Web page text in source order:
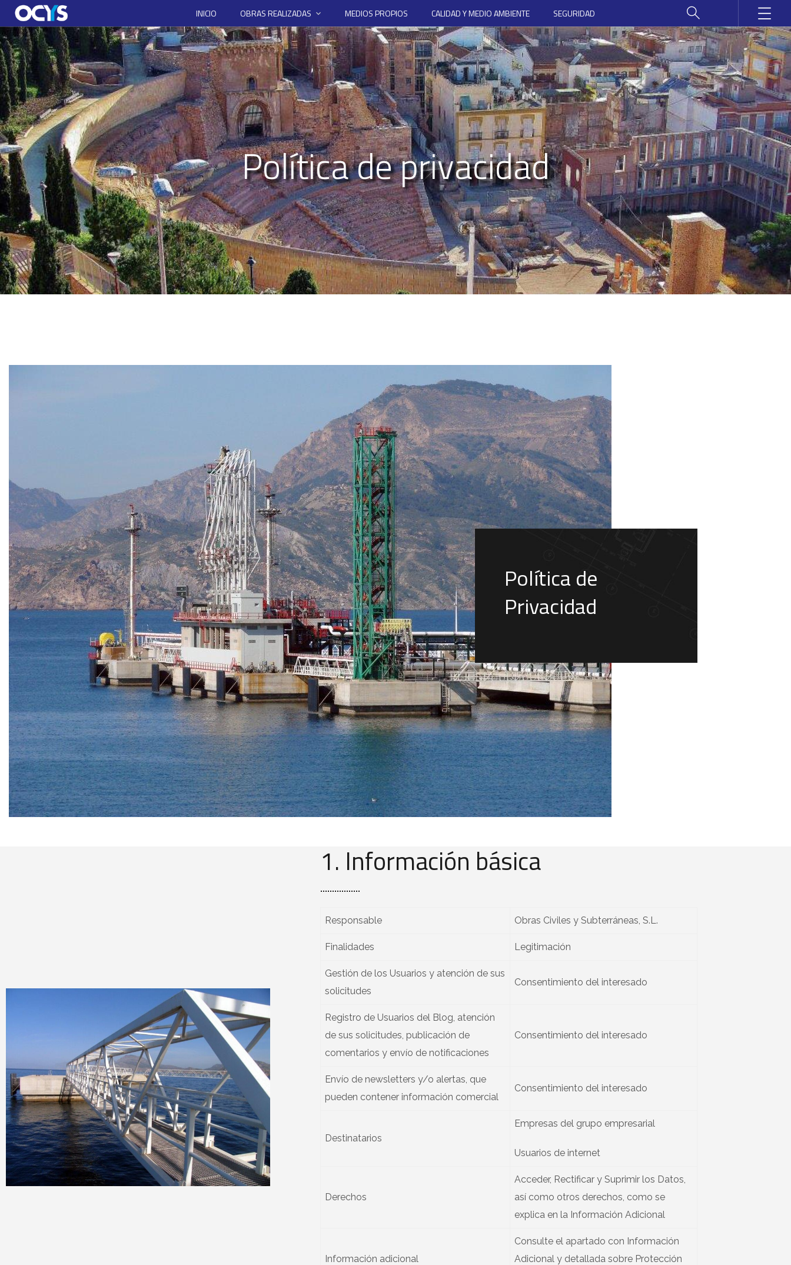
INICIO OBRAS REALIZADAS MEDIOS PROPIOS CALIDAD Y MEDIO AMBIENTE SEGURIDAD
Política de privacidad
Política de
Privacidad
1. Información básica
Responsable Obras Civiles y Subterráneas, S.L.
Finalidades Legitimación
Gestión de los Usuarios y atención de sus
solicitudes
Consentimiento del interesado
Registro de Usuarios del Blog, atención
de sus solicitudes, publicación de
comentarios y envío de notificaciones
Consentimiento del interesado
Envío de newsletters y/o alertas, que
pueden contener información comercial
Consentimiento del interesado
Destinatarios
Empresas del grupo empresarial
Usuarios de internet
Derechos
Acceder, Rectificar y Suprimir los Datos,
así como otros derechos, como se
explica en la Información Adicional
Información adicional
Consulte el apartado con Información
Adicional y detallada sobre Protección